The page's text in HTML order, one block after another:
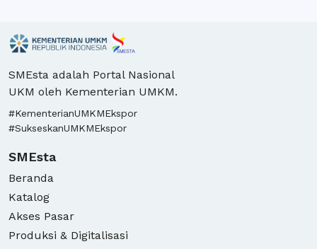
tangan dll
Pisang
SMEsta adalah Portal Nasional
UKM oleh Kementerian UMKM.
#KementerianUMKMEkspor
#SukseskanUMKMEkspor
SMEsta
Beranda
Katalog
Akses Pasar
Produksi & Digitalisasi